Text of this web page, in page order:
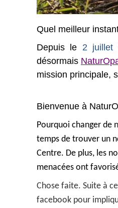
Quel meilleur
Depuis le 2 juillet
désormais
mission principale,
Bienvenue à
Pourquoi changer de
temps de trouver un
Centre. De plus, les
menacées ont
Chose faite. Suite à
facebook pour